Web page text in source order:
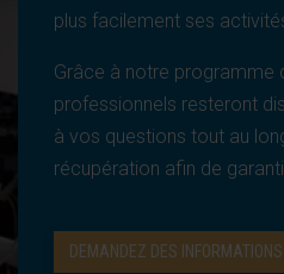
plus facilement ses
Grâce à notre programme
professionnels resteront
à vos questions tout au
récupération afin de
DEMANDEZ DES INFORMATIONS